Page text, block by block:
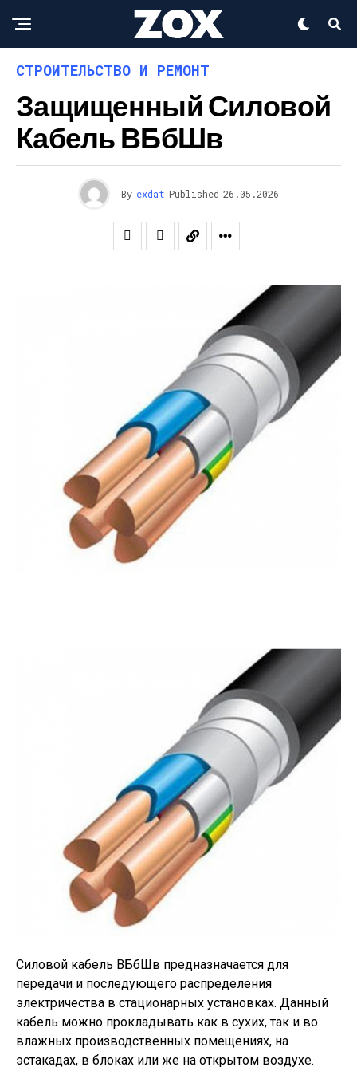
СТРОИТЕЛЬСТВО И РЕМОНТ
Защищенный Силовой
Кабель ВБбШв
By exdat Published 26.05.2026
Силовой кабель ВБбШв предназначается для
передачи и последующего распределения
электричества в стационарных установках. Данный
кабель можно прокладывать как в сухих, так и во
влажных производственных помещениях, на
эстакадах, в блоках или же на открытом воздухе.